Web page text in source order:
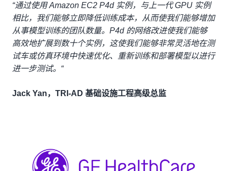
“通过使用 Amazon EC2 P4d 实例，与上一代 GPU 实例
相比，我们能够立即降低训练成本，从而使我们能够增加
从事模型训练的团队数量。P4d 的网络改进使我们能够
高效地扩展到数十个实例，这使我们能够非常灵活地在测
试车或仿真环境中快速优化、重新训练和部署模型以进行
进一步测试。“
Jack Yan，TRI-AD 基础设施工程高级总监